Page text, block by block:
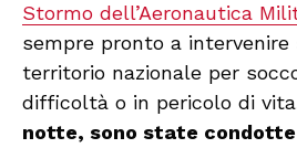
Stormo dell’Aeronautica
sempre pronto a
territorio nazionale per
difficoltà o in pericolo di
notte, sono state